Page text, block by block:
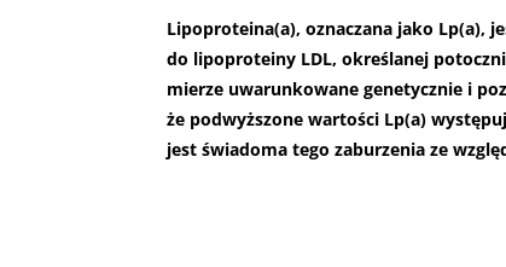
Lipoproteina(a), oznaczana jako Lp(a),
do lipoproteiny LDL, określanej
mierze uwarunkowane genetycznie i
że podwyższone wartości Lp(a)
jest świadoma tego zaburzenia ze